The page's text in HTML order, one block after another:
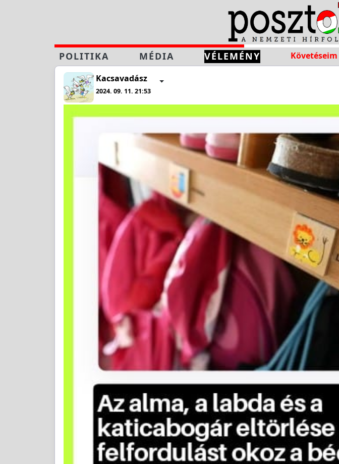
POLITIKA MÉDIA VÉLEMÉNY Követéseim
Kacsavadász
2024. 09. 11. 21:53